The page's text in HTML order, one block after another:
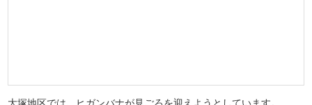
大塚地区では、ヒガンバナが見ごろを迎えようとしています。